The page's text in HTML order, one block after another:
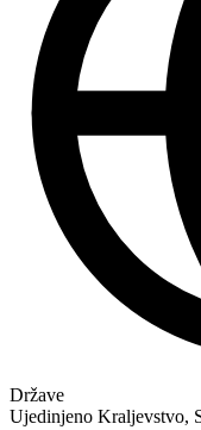
Države
Ujedinjeno Kraljevstvo,